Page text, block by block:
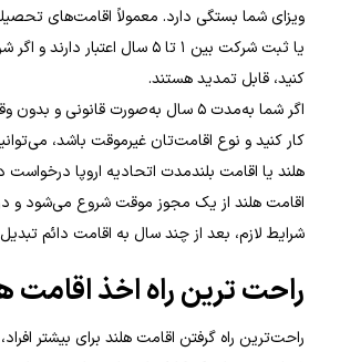
ویزای شما بستگی دارد. معمولاً اقامت‌های
یا ثبت شرکت بین ۱ تا ۵ سال اعتبار
کنید، قابل تمدید هستند.
اگر شما به‌مدت ۵ سال به‌صورت قانونی و
کار کنید و نوع اقامت‌تان غیرموقت باشد،
هلند یا اقامت بلندمدت اتحادیه اروپا درخواست
اقامت هلند از یک مجوز موقت شروع می‌شود و
شرایط لازم، بعد از چند سال به اقامت دائم
راحت ترین راه اخذ اقامت
راحت‌ترین راه گرفتن اقامت هلند برای بیشتر